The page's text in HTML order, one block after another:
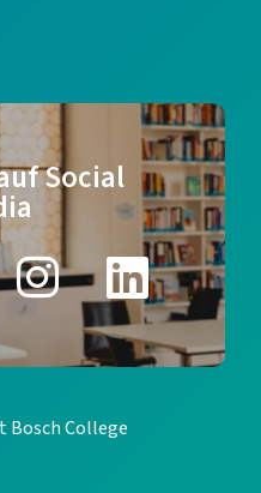
Social
Bosch College